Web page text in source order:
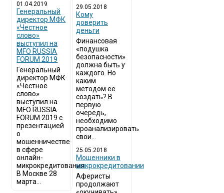
01.04.2019
Генеральный
директор МФК
«Честное
слово»
выступил на
MFO RUSSIA
FORUM 2019
Генеральный
директор МФК
«Честное
слово»
выступил на
MFO RUSSIA
FORUM 2019 с
презентацией
о
мошенничестве
в сфере
онлайн-
микрокредитования
В Москве 28
марта...
29.05.2018
Кому
доверить
деньги
Финансовая
«подушка
безопасности»
должна быть у
каждого. Но
каким
методом ее
создать? В
первую
очередь,
необходимо
проанализировать
свои...
25.05.2018
Мошенники в
микрокредитовании
Аферисты
продолжают